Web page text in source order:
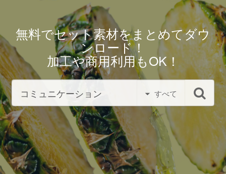
無料でセット素材をまとめてダウ
ンロード！
加工や商用利用もOK！
すべて